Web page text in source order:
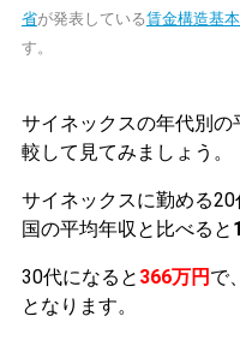
省が発表している賃金構造基
す。
サイネックスの年代別
較して見てみましょう。
サイネックスに勤める
国の平均年収と比べると
30代になると 366万円 で
となります。